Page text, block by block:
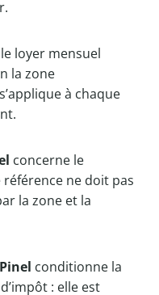
loyer mensuel
la zone
à chaque
concerne le
ne doit pas
la zone et la
conditionne la
: elle est